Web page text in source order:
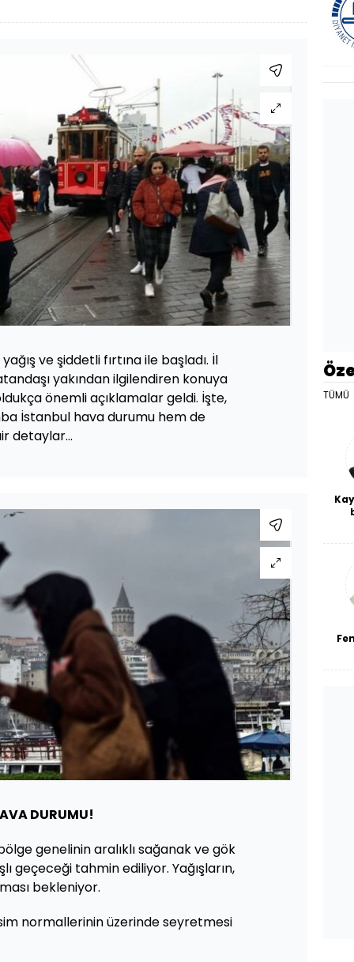
ve şiddetli fırtına ile başladı. İl
yakından ilgilendiren konuya
önemli açıklamalar geldi. İşte,
İstanbul hava durumu hem de
detaylar...
DURUMU!
genelinin aralıklı sağanak ve gök
geçeceği tahmin ediliyor. Yağışların,
bekleniyor.
normallerinin üzerinde seyretmesi
TÜMÜ